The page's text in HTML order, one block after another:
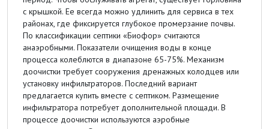
с крышкой. Ее всегда можно удлинить для сервиса в тех
районах, где фиксируется глубокое промерзание почвы.
По классификации септики «Биофор» считаются
анаэробными. Показатели очищения воды в конце
процесса колеблются в диапазоне 65-75%. Механизм
доочистки требует сооружения дренажных колодцев или
установку инфильтраторов. Последний вариант
предлагается купить вместе с септиком. Размещение
инфильтратора потребует дополнительной площади. В
процессе доочистки используются аэробные